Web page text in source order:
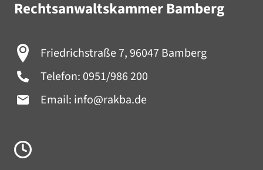
Rechtsanwaltskammer Bamberg
Friedrichstraße 7, 96047 Bamberg
Telefon: 0951/986 200
Email: info@rakba.de